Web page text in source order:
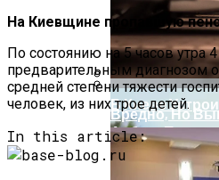
На Какую
Рассчитывать
Советы Для
Вредно, Но
Асбест
В Киеве
На Киевщине пропавшую
По состоянию на 5 часов утра
предварительным диагнозом
средней степени тяжести
человек, из них трое детей.
In this article: